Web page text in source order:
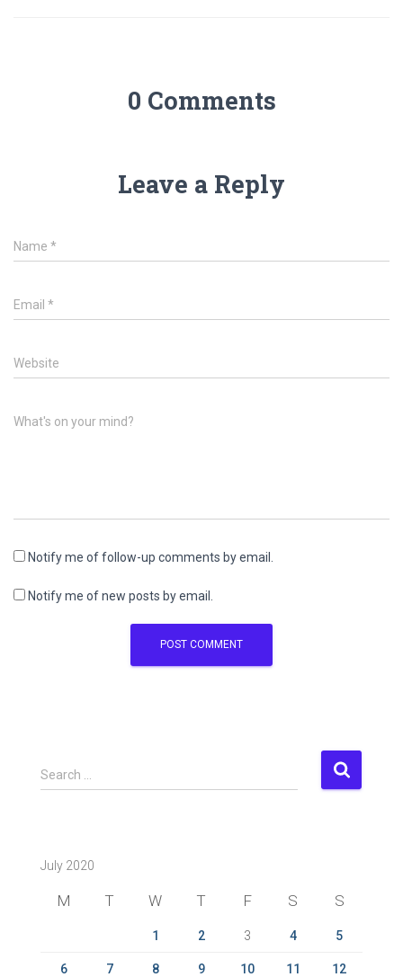
0 Comments
Leave a Reply
Name *
Email *
Website
What's on your mind?
Notify me of follow-up comments by email.
Notify me of new posts by email.
S
e
h
Search …
July 2020
M T W T F S S
1 2 3 4 5
6 7 8 9 10 11 12